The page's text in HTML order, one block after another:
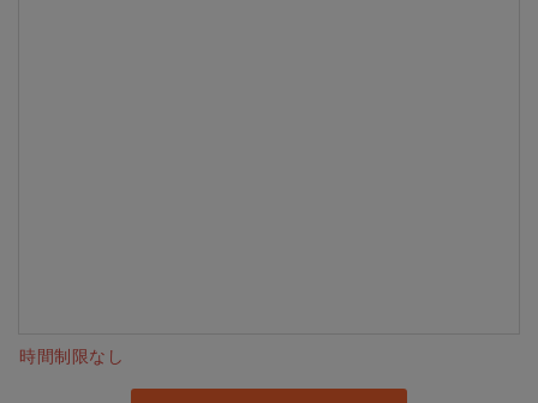
時間制限なし